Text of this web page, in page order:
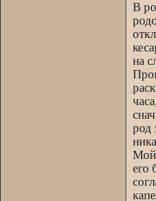
В
на
род
Мой
его